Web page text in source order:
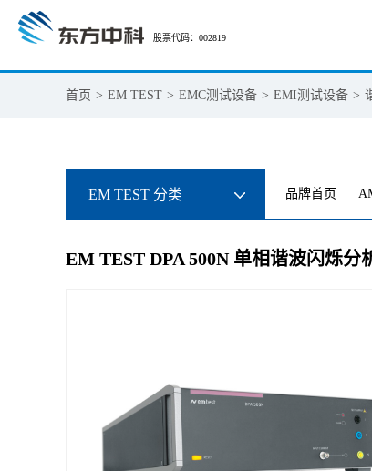
股票代码：002819
首页 > EM TEST > EMC测试设备 > EMI测试设备 >
EM TEST 分类 品牌首页
EM TEST DPA 500N 单相谐波闪烁分